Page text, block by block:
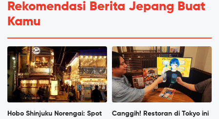
Rekomendasi Berita Jepang Buat
Kamu
Hobo Shinjuku Norengai: Spot
Canggih! Restoran di Tokyo ini